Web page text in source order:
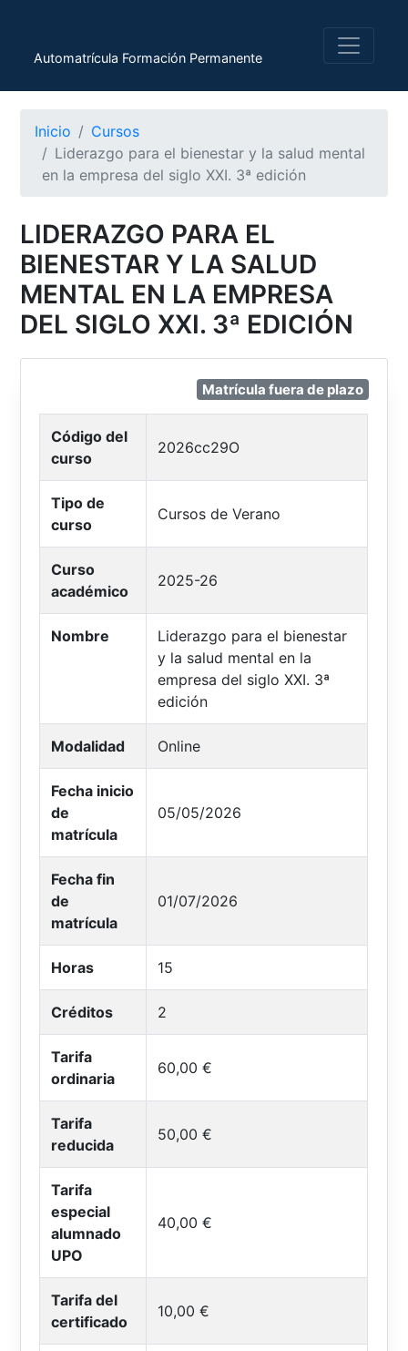
Automatrícula Formación Permanente
Inicio
Cursos
Liderazgo para el bienestar y la salud mental
en la empresa del siglo XXI. 3ª edición
LIDERAZGO PARA EL
BIENESTAR Y LA SALUD
MENTAL EN LA EMPRESA
DEL SIGLO XXI. 3ª EDICIÓN
Matrícula fuera de plazo
Código del
curso
2026cc29O
Tipo de
curso
Cursos de Verano
Curso
académico
2025-26
Nombre
Liderazgo para el bienestar
y la salud mental en la
empresa del siglo XXI. 3ª
edición
Modalidad Online
Fecha inicio
de
matrícula
05/05/2026
Fecha fin
de
matrícula
01/07/2026
Horas 15
Créditos 2
Tarifa
ordinaria
60,00 €
Tarifa
reducida
50,00 €
Tarifa
especial
alumnado
UPO
40,00 €
Tarifa del
certificado
10,00 €